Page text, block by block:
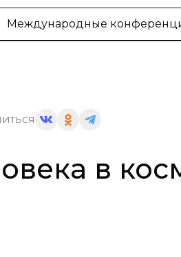
Международные
в